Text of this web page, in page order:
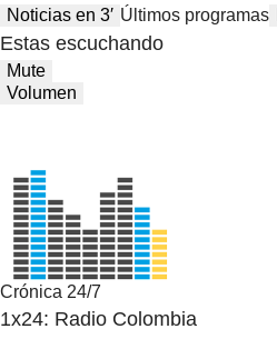
Noticias en 3′ Últimos programas
Estas escuchando
Mute
Volumen
Crónica 24/7
1x24: Radio Colombia